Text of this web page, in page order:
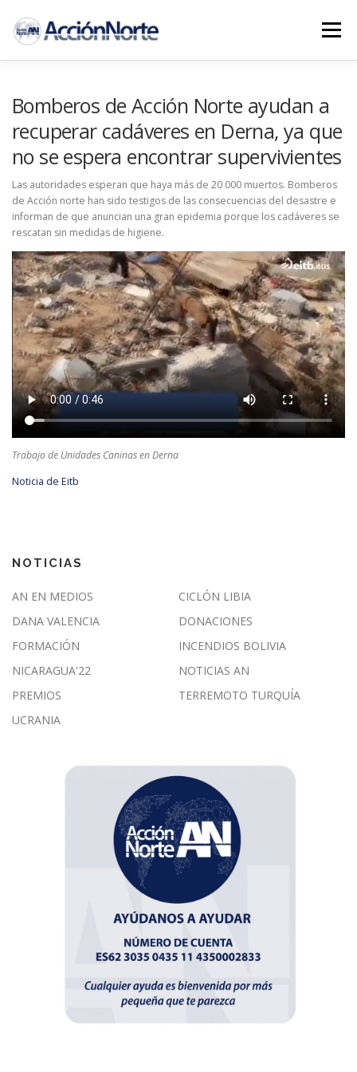
contenido
Menú
Bomberos de Acción Norte ayudan a
recuperar cadáveres en Derna, ya que
no se espera encontrar supervivientes
Las autoridades esperan que haya más de 20 000 muertos. Bomberos
de Acción norte han sido testigos de las consecuencias del desastre e
informan de que anuncian una gran epidemia porque los cadáveres se
rescatan sin medidas de higiene.
Trabajo de Unidades Caninas en Derna
Noticia de Eitb
NOTICIAS
AN EN MEDIOS
CICLÓN LIBIA
DANA VALENCIA
DONACIONES
FORMACIÓN
INCENDIOS BOLIVIA
NICARAGUA'22
NOTICIAS AN
PREMIOS
TERREMOTO TURQUÍA
UCRANIA